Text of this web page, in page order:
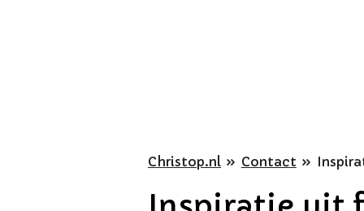
Christop.nl » Contact »